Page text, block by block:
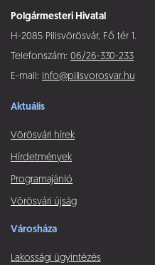
Polgármesteri Hivatal
H-2085 Pilisvörösvár, Fő tér 1.
Telefonszám: 06/26-330-233
E-mail: info@pilisvorosvar.hu
Aktuális
Vörösvári hírek
Hírdetmények
Programajánló
Vörösvári újság
Városháza
Lakossági ügyintézés